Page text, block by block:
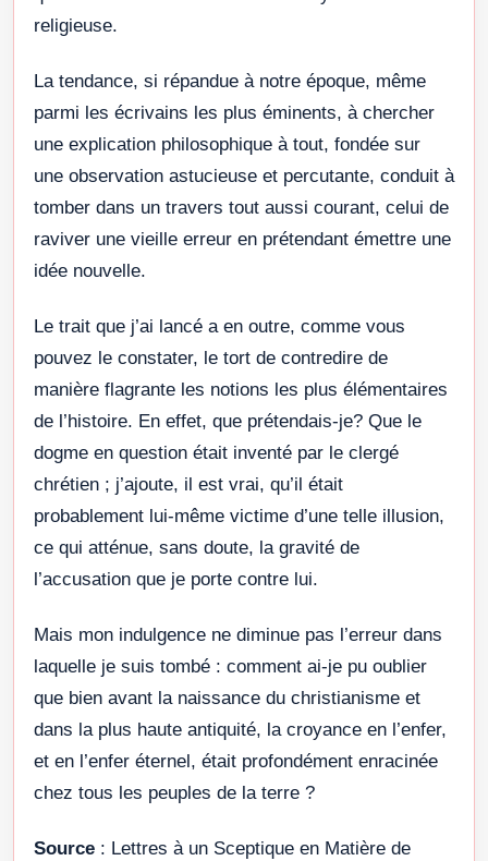
religieuse.
La tendance, si répandue à notre époque, même
parmi les écrivains les plus éminents, à chercher
une explication philosophique à tout, fondée sur
une observation astucieuse et percutante, conduit à
tomber dans un travers tout aussi courant, celui de
raviver une vieille erreur en prétendant émettre une
idée nouvelle.
Le trait que j’ai lancé a en outre, comme vous
pouvez le constater, le tort de contredire de
manière flagrante les notions les plus élémentaires
de l’histoire. En effet, que prétendais-je? Que le
dogme en question était inventé par le clergé
chrétien ; j’ajoute, il est vrai, qu’il était
probablement lui-même victime d’une telle illusion,
ce qui atténue, sans doute, la gravité de
l’accusation que je porte contre lui.
Mais mon indulgence ne diminue pas l’erreur dans
laquelle je suis tombé : comment ai-je pu oublier
que bien avant la naissance du christianisme et
dans la plus haute antiquité, la croyance en l’enfer,
et en l’enfer éternel, était profondément enracinée
chez tous les peuples de la terre ?
Source : Lettres à un Sceptique en Matière de